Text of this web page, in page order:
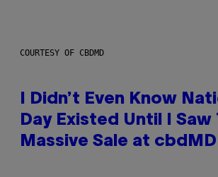
COURTESY OF CBDMD
I Didn’t Even Know
Day Existed Until I Saw
Massive Sale at cbdMD